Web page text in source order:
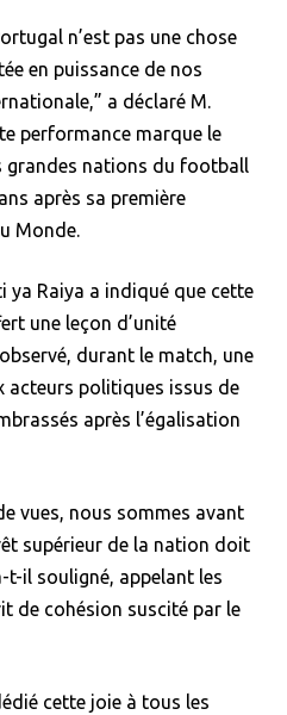
n’est pas une chose
en puissance de nos
a déclaré M.
performance marque le
grandes nations du football
après sa première
Monde.
ya Raiya a indiqué que cette
une leçon d’unité
durant le match, une
acteurs politiques issus de
après l’égalisation
vues, nous sommes avant
supérieur de la nation doit
t-il souligné, appelant les
de cohésion suscité par le
cette joie à tous les